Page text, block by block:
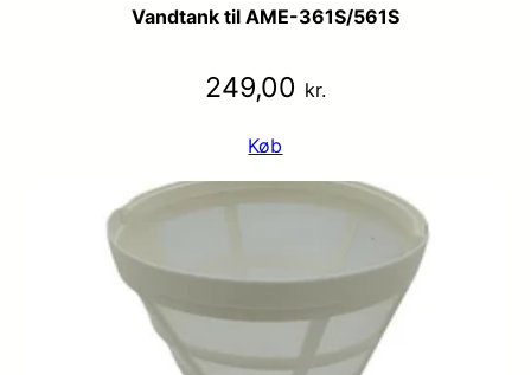
Vandtank til AME-361S/561S
249,00 kr.
Køb